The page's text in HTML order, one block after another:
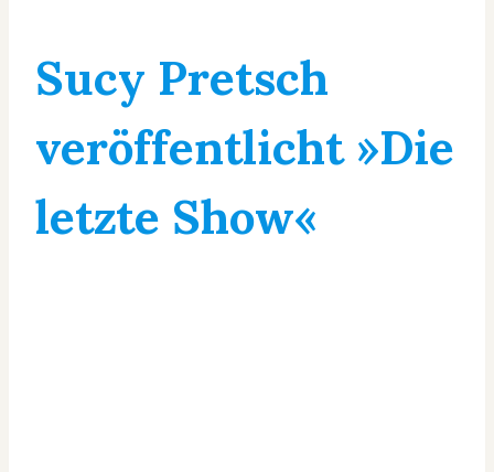
Sucy Pretsch
veröffentlicht »Die
letzte Show«